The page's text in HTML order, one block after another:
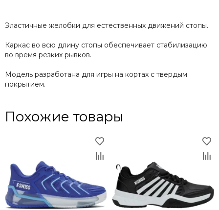
Эластичные желобки для естественных движений стопы.
Каркас во всю длину стопы обеспечивает стабилизацию
во время резких рывков.
Модель разработана для игры на кортах с твердым
покрытием.
Похожие товары